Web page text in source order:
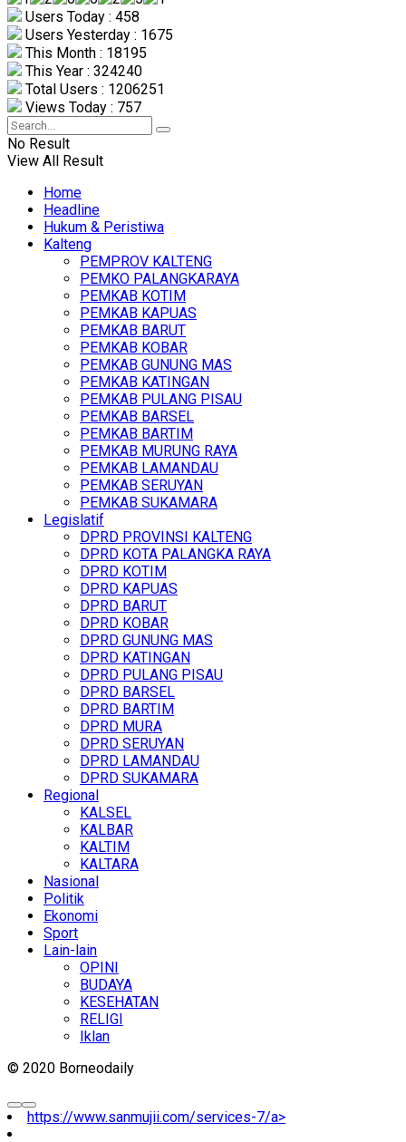
Users Today : 458
Users Yesterday : 1675
This Month : 18195
This Year : 324240
Total Users : 1206251
Views Today : 757
No Result
View All Result
Home
Headline
Hukum & Peristiwa
Kalteng
PEMPROV KALTENG
PEMKO PALANGKARAYA
PEMKAB KOTIM
PEMKAB KAPUAS
PEMKAB BARUT
PEMKAB KOBAR
PEMKAB GUNUNG MAS
PEMKAB KATINGAN
PEMKAB PULANG PISAU
PEMKAB BARSEL
PEMKAB BARTIM
PEMKAB MURUNG RAYA
PEMKAB LAMANDAU
PEMKAB SERUYAN
PEMKAB SUKAMARA
Legislatif
DPRD PROVINSI KALTENG
DPRD KOTA PALANGKA RAYA
DPRD KOTIM
DPRD KAPUAS
DPRD BARUT
DPRD KOBAR
DPRD GUNUNG MAS
DPRD KATINGAN
DPRD PULANG PISAU
DPRD BARSEL
DPRD BARTIM
DPRD MURA
DPRD SERUYAN
DPRD LAMANDAU
DPRD SUKAMARA
Regional
KALSEL
KALBAR
KALTIM
KALTARA
Nasional
Politik
Ekonomi
Sport
Lain-lain
OPINI
BUDAYA
KESEHATAN
RELIGI
Iklan
© 2020 Borneodaily
https://www.sanmujii.com/services-7/a>